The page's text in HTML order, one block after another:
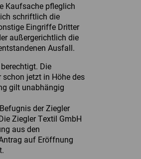
Kaufsache pfleglich
schriftlich die
Eingriffe Dritter
außergerichtlich die
Ausfall.
Die
schon jetzt in Höhe des
gilt unabhängig
der Ziegler
Ziegler Textil GmbH
aus den
auf Eröffnung